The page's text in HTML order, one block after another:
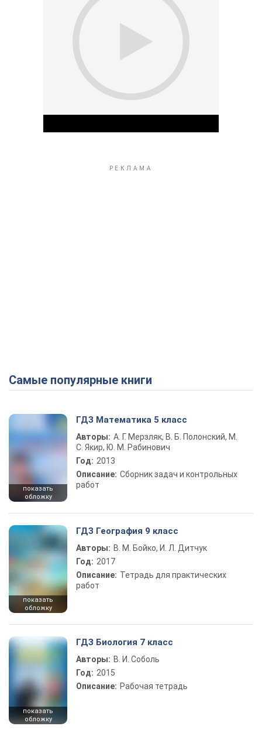
Самые популярные книги
показать
обложку
ГДЗ Математика 5 класс
Авторы: А. Г. Мерзляк, В. Б. Полонский, М.
С. Якир, Ю. М. Рабинович
Год: 2013
Описание: Сборник задач и контрольных
работ
показать
обложку
ГДЗ География 9 класс
Авторы: В. М. Бойко, И. Л. Дитчук
Год: 2017
Описание: Тетрадь для практических
работ
показать
обложку
ГДЗ Биология 7 класс
Авторы: В. И. Соболь
Год: 2015
Описание: Рабочая тетрадь